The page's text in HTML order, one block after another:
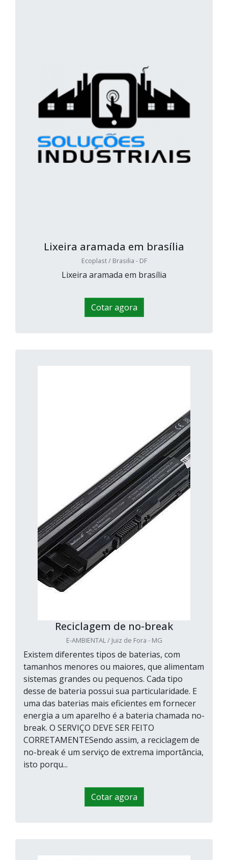
Lixeira aramada em brasília
Ecoplast / Brasilia - DF
Lixeira aramada em brasília
Cotar agora
Reciclagem de no-break
E-AMBIENTAL / Juiz de Fora - MG
Existem diferentes tipos de baterias, com
tamanhos menores ou maiores, que alimentam
sistemas grandes ou pequenos. Cada tipo
desse de bateria possui sua particularidade. E
uma das baterias mais eficientes em fornecer
energia a um aparelho é a bateria chamada no-
break. O SERVIÇO DEVE SER FEITO
CORRETAMENTESendo assim, a reciclagem de
no-break é um serviço de extrema importância,
isto porqu...
Cotar agora